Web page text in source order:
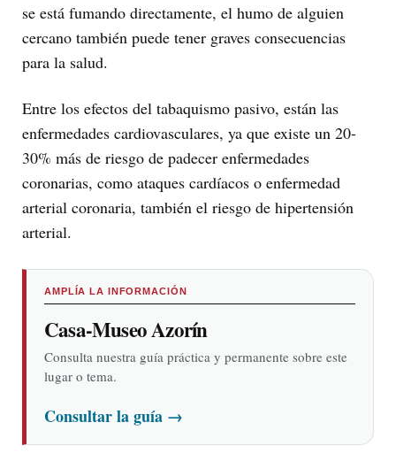
se está fumando directamente, el humo de alguien
cercano también puede tener graves consecuencias
para la salud.
Entre los efectos del tabaquismo pasivo, están las
enfermedades cardiovasculares, ya que existe un 20-
30% más de riesgo de padecer enfermedades
coronarias, como ataques cardíacos o enfermedad
arterial coronaria, también el riesgo de hipertensión
arterial.
AMPLÍA LA INFORMACIÓN
Casa-Museo Azorín
Consulta nuestra guía práctica y permanente sobre este
lugar o tema.
Consultar la guía →